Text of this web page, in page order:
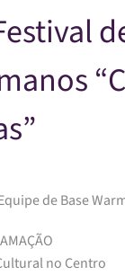
de Base
no Centro